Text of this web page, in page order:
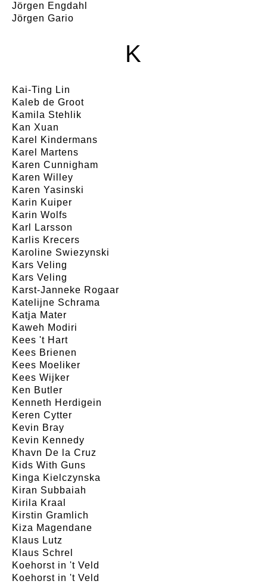
Jörgen Engdahl
Jörgen Gario
K
Kai-Ting Lin
Kaleb de Groot
Kamila Stehlik
Kan Xuan
Karel Kindermans
Karel Martens
Karen Cunnigham
Karen Willey
Karen Yasinski
Karin Kuiper
Karin Wolfs
Karl Larsson
Karlis Krecers
Karoline Swiezynski
Kars Veling
Kars Veling
Karst-Janneke Rogaar
Katelijne Schrama
Katja Mater
Kaweh Modiri
Kees 't Hart
Kees Brienen
Kees Moeliker
Kees Wijker
Ken Butler
Kenneth Herdigein
Keren Cytter
Kevin Bray
Kevin Kennedy
Khavn De la Cruz
Kids With Guns
Kinga Kielczynska
Kiran Subbaiah
Kirila Kraal
Kirstin Gramlich
Kiza Magendane
Klaus Lutz
Klaus Schrel
Koehorst in 't Veld
Koehorst in 't Veld